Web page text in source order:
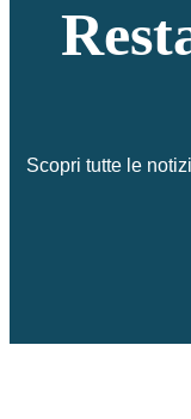
Scopri tutte le